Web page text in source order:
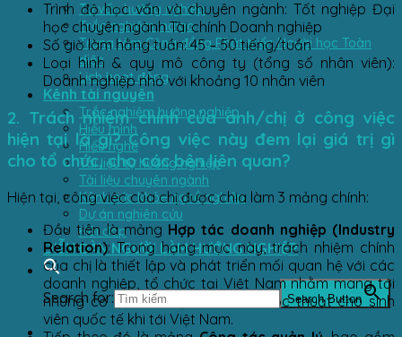
Tư vấn hướng nghiệp
Trắc nghiệm Indigo
Trung tâm Cộng đồng Phát triển Người học Toàn
diện
Lịch hoạt động
Kênh tài nguyên
Trắc nghiệm hướng nghiệp
Hiểu mình
Hiểu nghề
Tài liệu tự hướng nghiệp
Tài liệu chuyên ngành
Kênh sức khỏe nghề nghiệp
Dự án nghiên cứu
Hỏi đáp
DIỄN ĐÀN NGƯỜI LÀM HƯỚNG NGHIỆP
Search for: Search Button
Trình độ học vấn và chuyên ngành: Tốt nghiệp Đại
học chuyên ngành Tài chính Doanh nghiệp
Số giờ làm hằng tuần: 45 – 50 tiếng/tuần
Loại hình & quy mô công ty (tổng số nhân viên):
Doanh nghiệp nhỏ với khoảng 10 nhân viên
2. Trách nhiệm chính của anh/chị ở công việc
hiện tại là gì? Công việc này đem lại giá trị gì
cho tổ chức, cho các bên liên quan?
Hiện tại, công việc của chị được chia làm 3 mảng chính:
Đầu tiên là mảng Hợp tác doanh nghiệp (Industry
Relation): Trong hạng mục này, trách nhiệm chính
của chị là thiết lập và phát triển mối quan hệ với các
doanh nghiệp, tổ chức tại Việt Nam nhằm mang tới
những cơ hội làm việc, trao đổi học thuật cho sinh
viên quốc tế khi tới Việt Nam.